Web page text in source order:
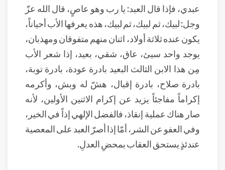
عبدي، فإذا قال العبد: يا رب وهو عاصٍ، قال الله عزّ
وجل: لبيك، ثم لبيك، ثم لبيك، هذه يعرفها الأب أحياناً،
يكون عنده ثلاثة أولاد، اثنان منهم متفوقان ومهذبان،
يوجد واحد سيئ، عاق، شقي، بعيد، إذا شعر الأب
مِن هذا الابن الثالث البعيد بادرة عودة، بادرة توبة،
بادرة صلاح، بادرة إقبال، هشّ له وبش، وأكرمه
إكراماً مفاجئاً يزيد عن إكرام الاثنين الأولين، لأنه
صار هناك عملية إنقاذ، فالفضل الإلهي إذاً في الخير،
وفي العفو عن الشر، أمّا إذا أصرّ العبد على المعصية
عندئذٍ يستحق العقاب بمحضِ العدلِ.